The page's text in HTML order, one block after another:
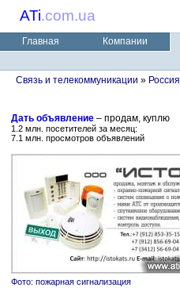
ATi.com.ua
Главная Компании
Связь и телекоммуникации » Россия
Дать объявление – продам, куплю
1.2 млн. посетителей за месяц:
7.1 млн. просмотров объявлений
Фото: пожарная сигнализация